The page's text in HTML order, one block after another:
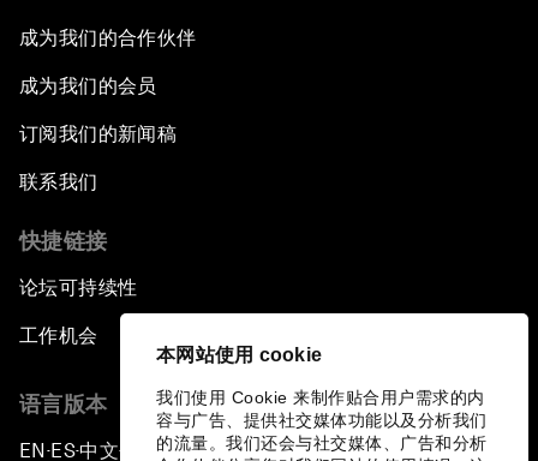
本网站使用 cookie
我们使用 Cookie 来制作贴合用户需求的内
容与广告、提供社交媒体功能以及分析我们
的流量。我们还会与社交媒体、广告和分析
成为我们的合作伙伴
成为我们的会员
订阅我们的新闻稿
联系我们
快捷链接
论坛可持续性
工作机会
语言版本
EN ▪ ES▪中文▪ 日本語